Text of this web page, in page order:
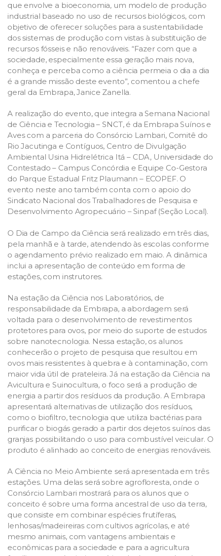
que envolve a bioeconomia, um modelo de produção
industrial baseado no uso de recursos biológicos, com
objetivo de oferecer soluções para a sustentabilidade
dos sistemas de produção com vistas à substituição de
recursos fósseis e não renováveis. “Fazer com que a
sociedade, especialmente essa geração mais nova,
conheça e perceba como a ciência permeia o dia a dia
é a grande missão deste evento”, comentou a chefe
geral da Embrapa, Janice Zanella.
A realização do evento, que integra a Semana Nacional
de Ciência e Tecnologia – SNCT, é da Embrapa Suínos e
Aves com a parceria do Consórcio Lambari, Comitê do
Rio Jacutinga e Contíguos, Centro de Divulgação
Ambiental Usina Hidrelétrica Itá – CDA, Universidade do
Contestado – Campus Concórdia e Equipe Co-Gestora
do Parque Estadual Fritz Plaumann – ECOPEF. O
evento neste ano também conta com o apoio do
Sindicato Nacional dos Trabalhadores de Pesquisa e
Desenvolvimento Agropecuário – Sinpaf (Seção Local).
O Dia de Campo da Ciência será realizado em três dias,
pela manhã e à tarde, atendendo às escolas conforme
o agendamento prévio realizado em maio. A dinâmica
inclui a apresentação de conteúdo em forma de
estações, com instrutores.
Na estação da Ciência nos Laboratórios, de
responsabilidade da Embrapa, a abordagem será
voltada para o desenvolvimento de revestimentos
protetores para ovos, por meio do suporte de estudos
sobre nanotecnologia. Nessa estação, os alunos
conhecerão o projeto de pesquisa que resultou em
ovos mais resistentes à quebra e à contaminação, com
maior vida útil de prateleira. Já na estação da Ciência na
Avicultura e Suinocultura, o foco será a produção de
energia a partir dos resíduos da produção. A Embrapa
apresentará alternativas de utilização dos resíduos,
como o biofiltro, tecnologia que utiliza bactérias para
purificar o biogás gerado a partir dos dejetos suínos das
granjas possibilitando o uso para combustível veicular. O
produto é alinhado ao conceito de energias renováveis.
A Ciência no Meio Ambiente será apresentada em três
estações. Uma delas será sobre agrofloresta, onde o
Consórcio Lambari mostrará para os alunos que o
conceito é sobre uma forma ancestral de uso da terra,
que consiste em combinar espécies frutíferas,
lenhosas/madeireiras com cultivos agrícolas, e até
mesmo animais, com vantagens ambientais e
econômicas para a sociedade e para a agricultura